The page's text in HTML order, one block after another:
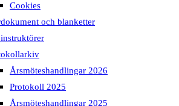
Cookies
och blanketter
Årsmöteshandlingar 2026
Protokoll 2025
Årsmöteshandlingar 2025